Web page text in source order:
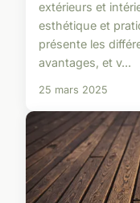
extérieurs et
esthétique et
présente les
avantages, et v...
25 mars 2025